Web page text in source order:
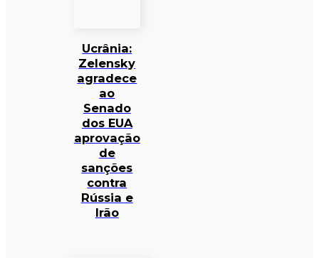
Ucrânia:
Zelensky
agradece
ao
Senado
dos EUA
aprovação
de
sanções
contra
Rússia e
Irão